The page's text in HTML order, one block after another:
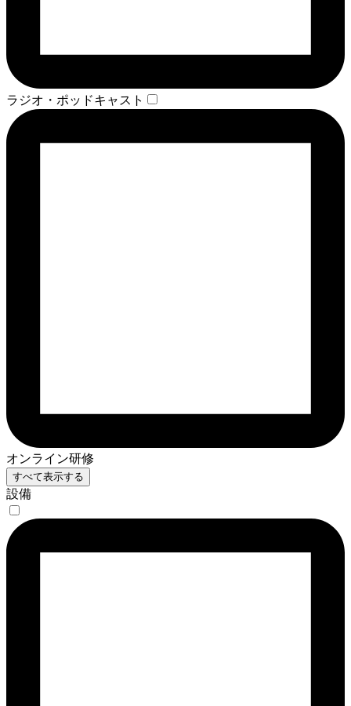
ラジオ・ポッドキャスト
オンライン研修
すべて表示する
設備